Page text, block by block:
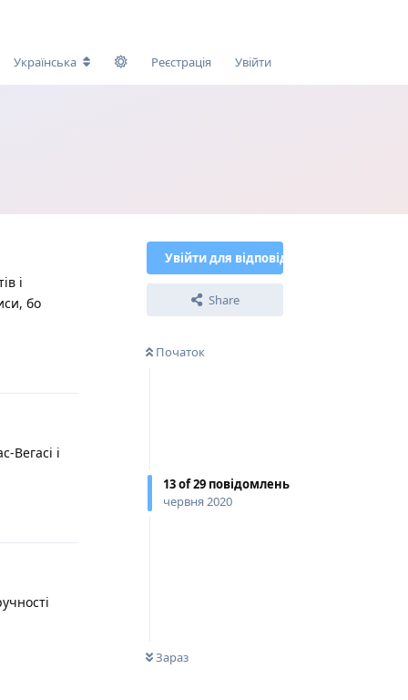
Українська Реєстрація Увійти
Увійти для відповіді
Share
Початок
13of29 повідомлень
червня 2020
Зараз
і
бо
Вегасі і